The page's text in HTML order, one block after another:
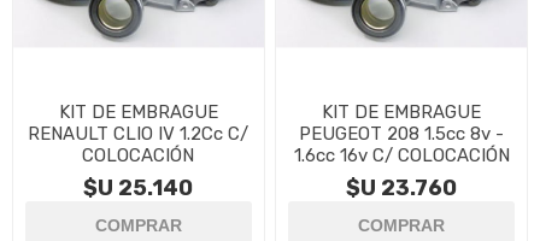
KIT DE EMBRAGUE
RENAULT CLIO IV 1.2Cc C/
COLOCACIÓN
$U 25.140
KIT DE EMBRAGUE
PEUGEOT 208 1.5cc 8v -
1.6cc 16v C/ COLOCACIÓN
$U 23.760